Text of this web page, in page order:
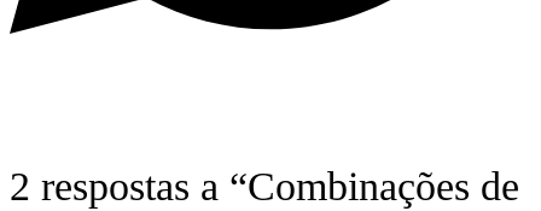
2 respostas a “Combinações de